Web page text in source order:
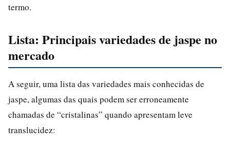
termo.
Lista: Principais variedades de jaspe no
mercado
A seguir, uma lista das variedades mais conhecidas de
jaspe, algumas das quais podem ser erroneamente
chamadas de “cristalinas” quando apresentam leve
translucidez: